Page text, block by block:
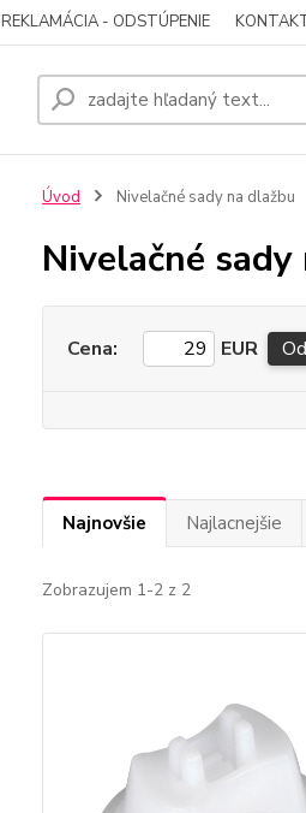
REKLAMÁCIA - ODSTÚPENIE
Úvod Nivelačné sady na dlažbu
Nivelačné
Cena: EUR Od
Najnovšie Najlacnejšie
Zobrazujem 1-2 z 2